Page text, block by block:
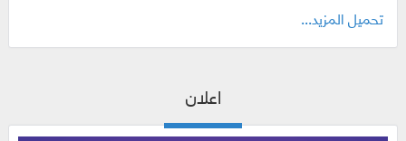
تحميل المزيد...
اعلان